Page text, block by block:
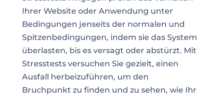
Ihrer Website oder Anwendung unter
Bedingungen jenseits der normalen und
Spitzenbedingungen, indem sie das System
überlasten, bis es versagt oder abstürzt. Mit
Stresstests versuchen Sie gezielt, einen
Ausfall herbeizuführen, um den
Bruchpunkt zu finden und zu sehen, wie Ihr